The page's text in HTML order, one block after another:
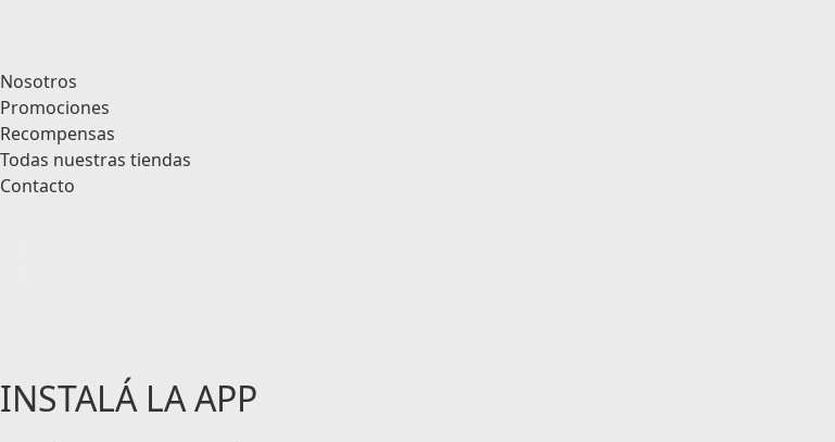
Nosotros
Promociones
Recompensas
Todas nuestras tiendas
Contacto
INSTALÁ LA APP